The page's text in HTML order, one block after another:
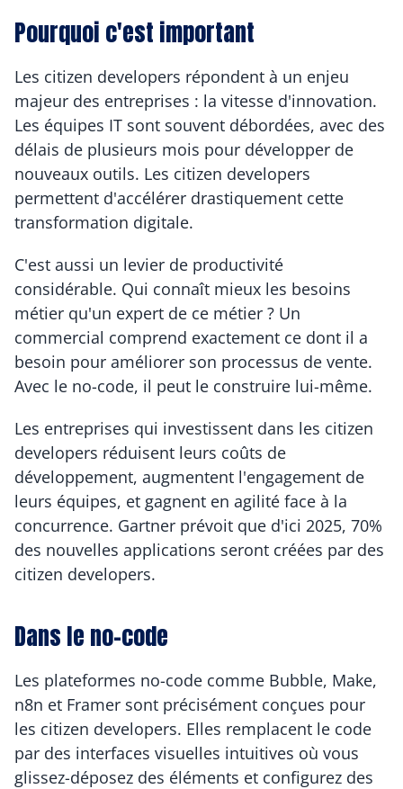
Pourquoi c'est important
Les citizen developers répondent à un enjeu
majeur des entreprises : la vitesse d'innovation.
Les équipes IT sont souvent débordées, avec des
délais de plusieurs mois pour développer de
nouveaux outils. Les citizen developers
permettent d'accélérer drastiquement cette
transformation digitale.
C'est aussi un levier de productivité
considérable. Qui connaît mieux les besoins
métier qu'un expert de ce métier ? Un
commercial comprend exactement ce dont il a
besoin pour améliorer son processus de vente.
Avec le no-code, il peut le construire lui-même.
Les entreprises qui investissent dans les citizen
developers réduisent leurs coûts de
développement, augmentent l'engagement de
leurs équipes, et gagnent en agilité face à la
concurrence. Gartner prévoit que d'ici 2025, 70%
des nouvelles applications seront créées par des
citizen developers.
Dans le no-code
Les plateformes no-code comme Bubble, Make,
n8n et Framer sont précisément conçues pour
les citizen developers. Elles remplacent le code
par des interfaces visuelles intuitives où vous
glissez-déposez des éléments et configurez des